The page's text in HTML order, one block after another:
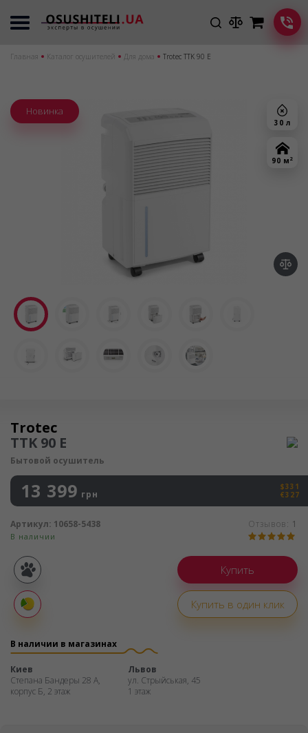
Главная Каталог осушителей Для дома Trotec TTK 90 E
30 л
90 м 2
Новинка
Осушитель воздуха
Trotec
TTK 90 E
Бытовой осушитель
13 399 грн
$331
€327
В наличии
Отзывов: 1
Артикул: 10658-5438
Купить в один клик
Покупка
частями
В наличии в магазинах
Киев
Степана Бандеры 28 А,
корпус Б, 2 этаж
Львов
ул. Стрыйськая, 45
1 этаж